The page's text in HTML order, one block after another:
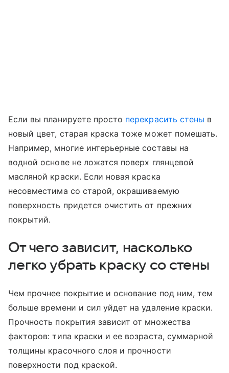
Если вы планируете просто перекрасить стены в
новый цвет, старая краска тоже может помешать.
Например, многие интерьерные составы на
водной основе не ложатся поверх глянцевой
масляной краски. Если новая краска
несовместима со старой, окрашиваемую
поверхность придется очистить от прежних
покрытий.
От чего зависит, насколько
легко убрать краску со стены
Чем прочнее покрытие и основание под ним, тем
больше времени и сил уйдет на удаление краски.
Прочность покрытия зависит от множества
факторов: типа краски и ее возраста, суммарной
толщины красочного слоя и прочности
поверхности под краской.